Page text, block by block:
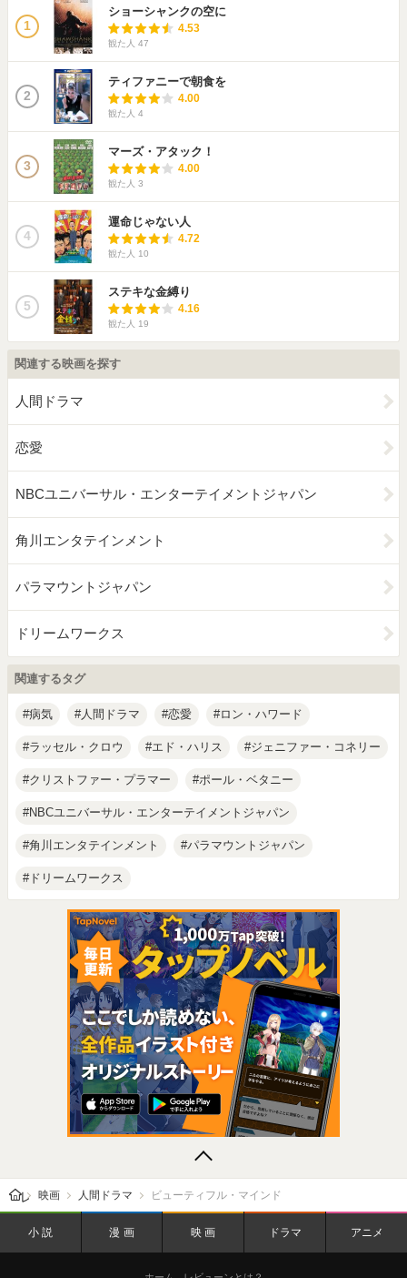
1
ショーシャンクの空に
4.53
観た人 47
2
ティファニーで朝食を
4.00
観た人 4
3
マーズ・アタック！
4.00
観た人 3
4
運命じゃない人
4.72
観た人 10
5
ステキな金縛り
4.16
観た人 19
関連する映画を探す
人間ドラマ
恋愛
NBCユニバーサル・エンターテイメントジャパン
角川エンタテインメント
パラマウントジャパン
ドリームワークス
関連するタグ
病気 人間ドラマ 恋愛 ロン・ハワード
ラッセル・クロウ エド・ハリス ジェニファー・コネリー
クリストファー・プラマー ポール・ベタニー
NBCユニバーサル・エンターテイメントジャパン
角川エンタテインメント パラマウントジャパン
ドリームワークス
レビューン トップ
映画 人間ドラマ ビューティフル・マインド
小説 漫画 映画 ドラマ アニメ